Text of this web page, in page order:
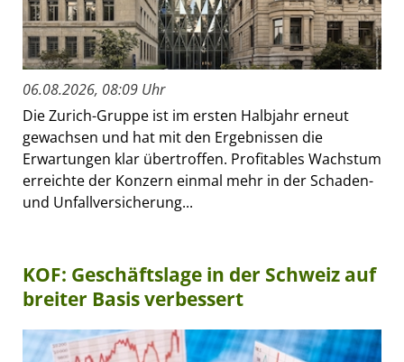
06.08.2026, 08:09 Uhr
Die Zurich-Gruppe ist im ersten Halbjahr erneut
gewachsen und hat mit den Ergebnissen die
Erwartungen klar übertroffen. Profitables Wachstum
erreichte der Konzern einmal mehr in der Schaden-
und Unfallversicherung...
KOF: Geschäftslage in der Schweiz auf
breiter Basis verbessert